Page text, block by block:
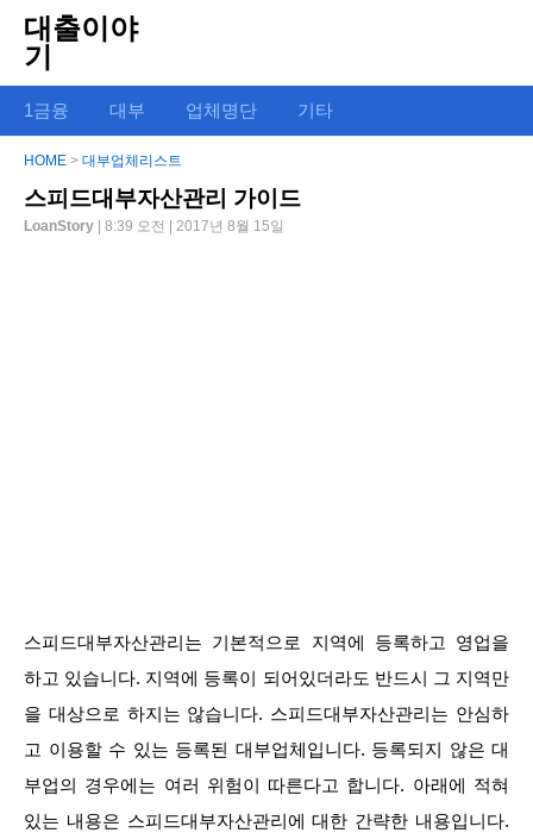
대출이야
기
1금융 대부 업체명단 기타
HOME > 대부업체리스트
스피드대부자산관리 가이드
LoanStory | 8:39 오전 | 2017년 8월 15일
스피드대부자산관리는 기본적으로 지역에 등록하고 영업을
하고 있습니다. 지역에 등록이 되어있더라도 반드시 그 지역만
을 대상으로 하지는 않습니다. 스피드대부자산관리는 안심하
고 이용할 수 있는 등록된 대부업체입니다. 등록되지 않은 대
부업의 경우에는 여러 위험이 따른다고 합니다. 아래에 적혀
있는 내용은 스피드대부자산관리에 대한 간략한 내용입니다.